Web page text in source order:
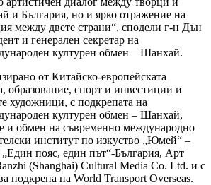
и България, но и ярко отражение на
между двете страни“, сподели г-н Дън
и генерален секретар на
културен обмен – Шанхай.
от Китайско-европейската
образование, спорт и инвестиции и
художници, с подкрепата на
културен обмен – Шанхай,
и обмен на съвременно международно
институт по изкуство „Юмей“ –
пояс, един път“-България, Арт
(Shanghai) Cultural Media Co. Ltd. и с
подкрепа на World Transport Overseas.